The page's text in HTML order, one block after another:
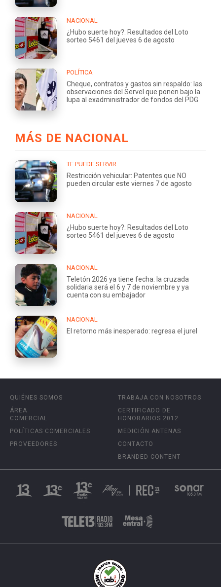
NACIONAL
¿Hubo suerte hoy?: Resultados del Loto
sorteo 5461 del jueves 6 de agosto
POLÍTICA
Cheque, contratos y gastos sin respaldo: las
observaciones del Servel que ponen bajo la
lupa al exadministrador de fondos del PDG
MÁS DE NACIONAL
TE PUEDE SERVIR
Restricción vehicular: Patentes que NO
pueden circular este viernes 7 de agosto
NACIONAL
¿Hubo suerte hoy?: Resultados del Loto
sorteo 5461 del jueves 6 de agosto
NACIONAL
Teletón 2026 ya tiene fecha: la cruzada
solidaria será el 6 y 7 de noviembre y ya
cuenta con su embajador
NACIONAL
El retorno más inesperado: regresa el jurel
QUIÉNES SOMOS
ÁREA
COMERCIAL
POLÍTICAS COMERCIALES
PROVEEDORES
TRABAJA CON NOSOTROS
CERTIFICADO DE
HONORARIOS 2012
MEDICIÓN ANTENAS
CONTACTO
BRANDED CONTENT